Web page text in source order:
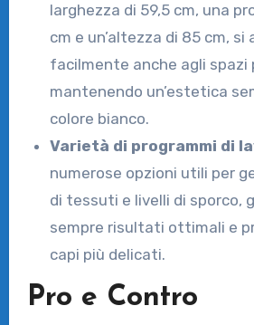
larghezza di 59,5 cm, una
cm e un’altezza di 85 cm, si
facilmente anche agli spazi
mantenendo un’estetica
colore bianco.
Varietà di programmi di
numerose opzioni utili per
di tessuti e livelli di sporco,
sempre risultati ottimali e
capi più delicati.
Pro e Contro